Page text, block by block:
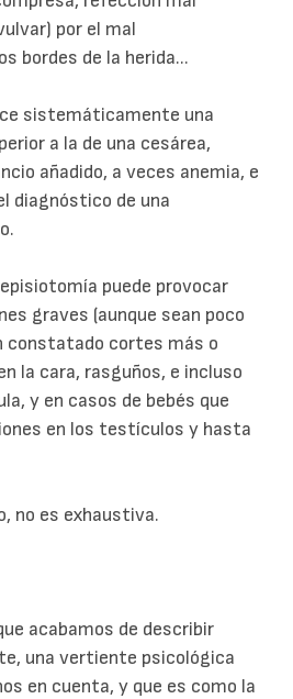
por el mal
bordes de la herida...
sistemáticamente una
a la de una cesárea,
añadido, a veces anemia, e
diagnóstico de una
puede provocar
graves (aunque sean poco
constatado cortes más o
la cara, rasguños, e incluso
y en casos de bebés que
en los testículos y hasta
no es exhaustiva.
acabamos de describir
una vertiente psicológica
en cuenta, y que es como la